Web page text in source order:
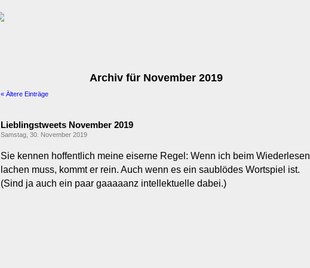
Archiv für November 2019
« Ältere Einträge
Lieblingstweets November 2019
Samstag, 30. November 2019
Sie kennen hoffentlich meine eiserne Regel: Wenn ich beim Wiederlesen
lachen muss, kommt er rein. Auch wenn es ein saublödes Wortspiel ist.
(Sind ja auch ein paar gaaaaanz intellektuelle dabei.)